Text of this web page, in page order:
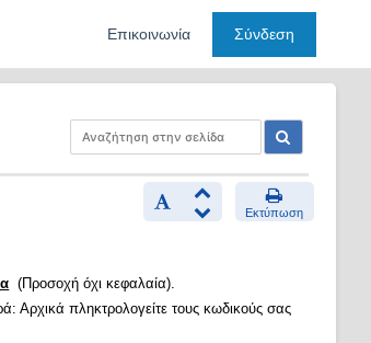
Επικοινωνία Σύνδεση
Εκτύπωση
(Προσοχή όχι κεφαλαία).
Αρχικά πληκτρολογείτε τους κωδικούς σας